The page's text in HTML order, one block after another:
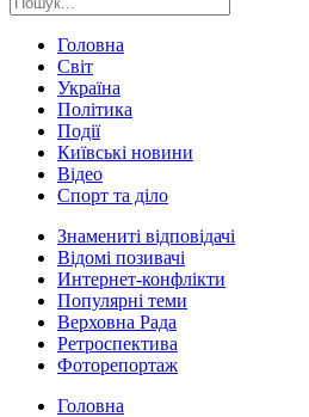
Головна
Світ
Україна
Політика
Події
Київські новини
Відео
Спорт та діло
Знамениті відповідачі
Відомі позивачі
Интернет-конфлікти
Популярні теми
Верховна Рада
Ретроспектива
Фоторепортаж
Головна